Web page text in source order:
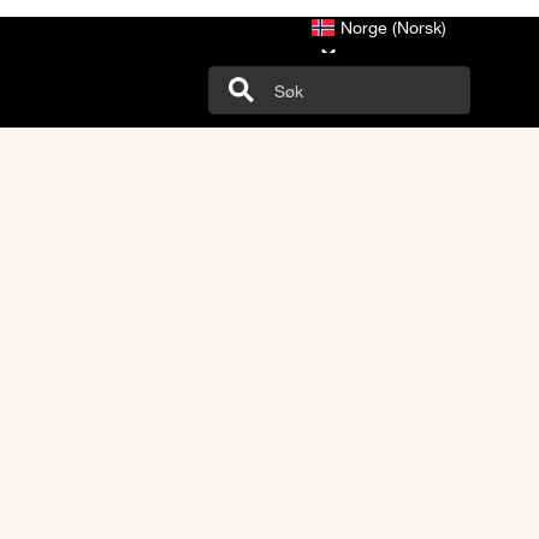
Norge (Norsk)